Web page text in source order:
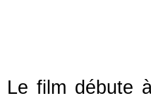
Le film débute